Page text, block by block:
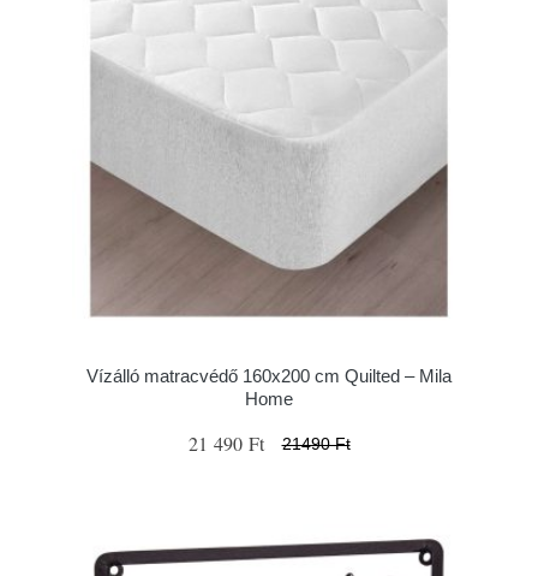
Vízálló matracvédő 160x200 cm Quilted – Mila
Home
21 490 Ft 21490 Ft